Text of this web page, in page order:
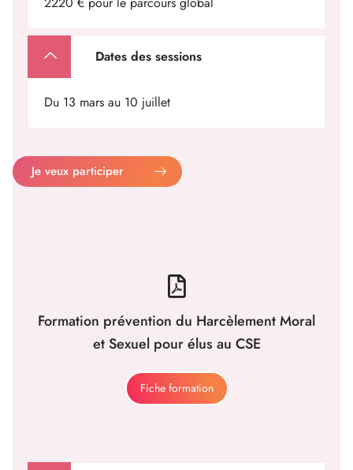
Dates des sessions
Du 13 mars au 10 juillet
Je veux participer
Formation prévention du Harcèlement Moral
et Sexuel pour élus au CSE
Fiche formation